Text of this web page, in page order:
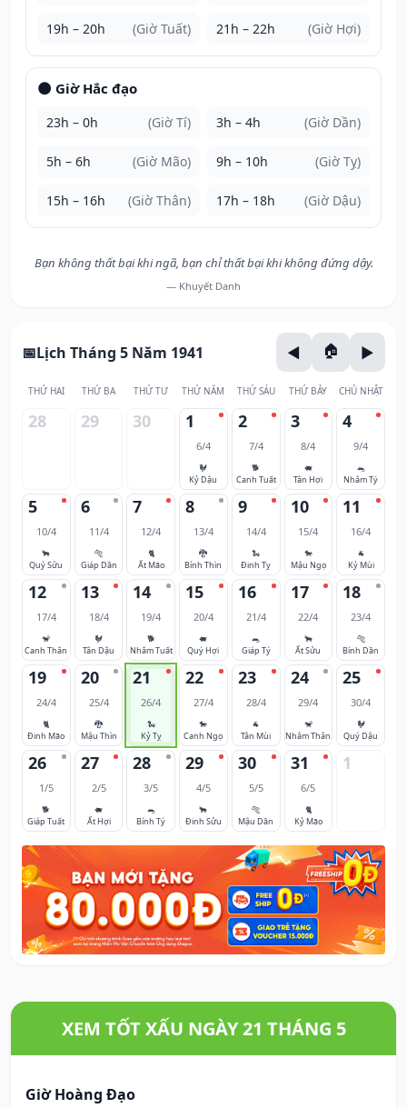
19h – 20h (Giờ Tuất) 21h – 22h (Giờ Hợi)
🌑 Giờ Hắc đạo
23h – 0h (Giờ Tí) 3h – 4h (Giờ Dần)
5h – 6h (Giờ Mão) 9h – 10h (Giờ Tỵ)
15h – 16h (Giờ Thân) 17h – 18h (Giờ Dậu)
Bạn không thất bại khi ngã, bạn chỉ thất bại khi không đứng dậy.
— Khuyết Danh
Lịch Tháng 5 Năm 1941
THỨ HAI THỨ BA THỨ TƯ THỨ NĂM THỨ SÁU THỨ BẢY CHỦ NHẬT
28 29 30 1
6/4
🐓
Kỷ Dậu
2
7/4
🐕
Canh Tuất
3
8/4
🐖
Tân Hợi
4
9/4
🐀
Nhâm Tý
5
10/4
🐂
Quý Sửu
6
11/4
🐅
Giáp Dần
7
12/4
🐈
Ất Mão
8
13/4
🐉
Bính Thìn
9
14/4
🐍
Đinh Tỵ
10
15/4
🐎
Mậu Ngọ
11
16/4
🐐
Kỷ Mùi
12
17/4
🐒
Canh Thân
13
18/4
🐓
Tân Dậu
14
19/4
🐕
Nhâm Tuất
15
20/4
🐖
Quý Hợi
16
21/4
🐀
Giáp Tý
17
22/4
🐂
Ất Sửu
18
23/4
🐅
Bính Dần
19
24/4
🐈
Đinh Mão
20
25/4
🐉
Mậu Thìn
21
26/4
🐍
Kỷ Tỵ
22
27/4
🐎
Canh Ngọ
23
28/4
🐐
Tân Mùi
24
29/4
🐒
Nhâm Thân
25
30/4
🐓
Quý Dậu
26
1/5
🐕
Giáp Tuất
27
2/5
🐖
Ất Hợi
28
3/5
🐀
Bính Tý
29
4/5
🐂
Đinh Sửu
30
5/5
🐅
Mậu Dần
31
6/5
🐈
Kỷ Mão
1
XEM TỐT XẤU NGÀY 21 THÁNG 5
Giờ Hoàng Đạo